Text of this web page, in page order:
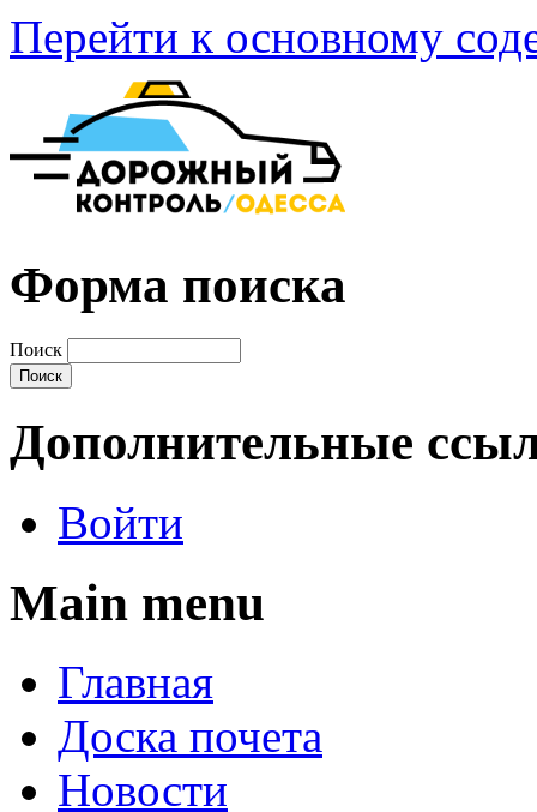
Перейти к основному
Форма поиска
Поиск
Дополнительные
Войти
Main menu
Главная
Доска почета
Новости